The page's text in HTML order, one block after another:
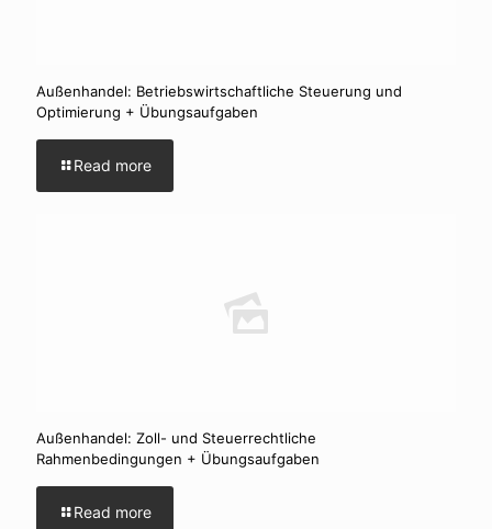
Außenhandel: Betriebswirtschaftliche Steuerung und
Optimierung + Übungsaufgaben
Read more
Außenhandel: Zoll- und Steuerrechtliche
Rahmenbedingungen + Übungsaufgaben
Read more